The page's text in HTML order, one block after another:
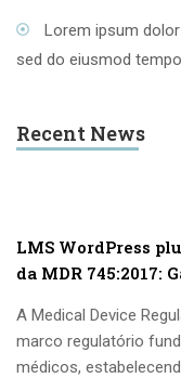
Lorem ipsum
sed do eiusmod
Recent News
LMS WordPress
da MDR 745:2017:
WordPress plugin
A Medical Device
marco regulatório
médicos,